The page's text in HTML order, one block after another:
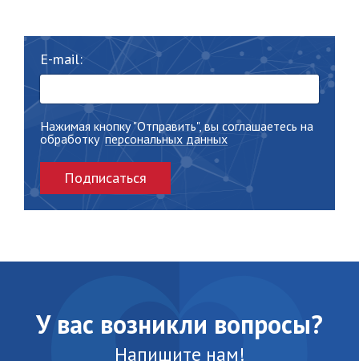
E-mail:
Нажимая кнопку "Отправить", вы соглашаетесь на
обработку персональных данных
Подписаться
У вас возникли вопросы?
Напишите нам!